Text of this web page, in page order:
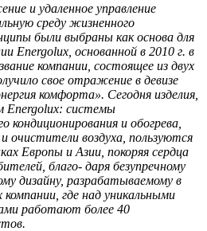
и удаленное управление
среду жизненного
были выбраны как основа для
Energolux, основанной в 2010 г. в
компании, состоящее из двух
свое отражение в девизе
комфорта». Сегодня изделия,
Energolux: системы
и обогрева,
очистители воздуха, пользуются
Европы и Азии, покоряя сердца
благо- даря безупречному
дизайну, разрабатываемому в
где над уникальными
работают более 40